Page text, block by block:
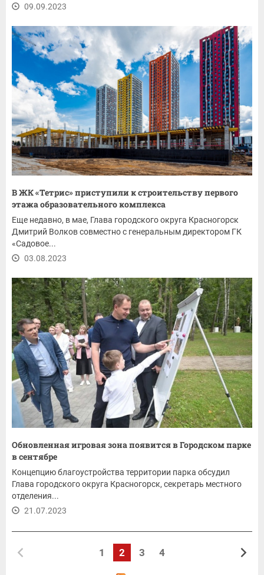
09.09.2023
В ЖК «Тетрис» приступили к строительству первого
этажа образовательного комплекса
Еще недавно, в мае, Глава городского округа Красногорск
Дмитрий Волков совместно с генеральным директором ГК
«Садовое...
03.08.2023
Обновленная игровая зона появится в Городском парке
в сентябре
Концепцию благоустройства территории парка обсудил
Глава городского округа Красногорск, секретарь местного
отделения...
21.07.2023
1 2 3 4